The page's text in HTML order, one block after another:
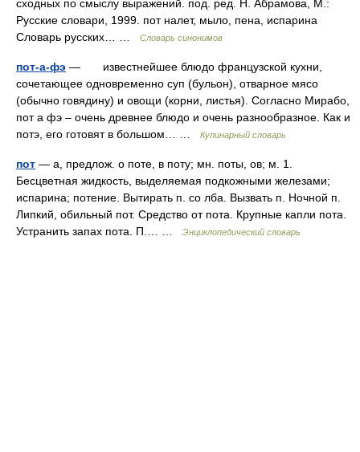
сходных по смыслу выражений. под. ред. Н. Абрамова, М.:
Русские словари, 1999. пот налет, мыло, пена, испарина
Словарь русских… …
Словарь синонимов
пот-а-фэ — известнейшее блюдо французской кухни,
сочетающее одновременно суп (бульон), отварное мясо
(обычно говядину) и овощи (корни, листья). Согласно Мирабо,
пот а фэ – очень древнее блюдо и очень разнообразное. Как и
потэ, его готовят в большом… …
Кулинарный словарь
пот — а, предлож. о поте, в поту; мн. поты, ов; м. 1.
Бесцветная жидкость, выделяемая подкожными железами;
испарина; потение. Вытирать п. со лба. Вызвать п. Ночной п.
Липкий, обильный пот. Средство от пота. Крупные капли пота.
Устранить запах пота. П.… …
Энциклопедический словарь